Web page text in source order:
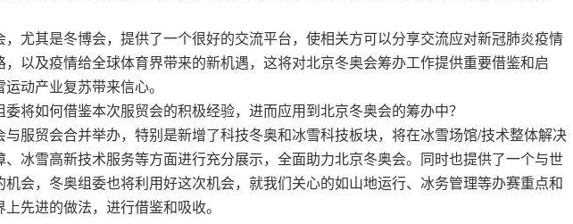
尤其是冬博会，提供了一个很好的交流平台，使相关方可以分享交流应对新冠肺炎疫情
以及疫情给全球体育界带来的新机遇，这将对北京冬奥会筹办工作提供重要借鉴和启
动产业复苏带来信心。
将如何借鉴本次服贸会的积极经验，进而应用到北京冬奥会的筹办中？
服贸会合并举办，特别是新增了科技冬奥和冰雪科技板块，将在冰雪场馆/技术整体解决
冰雪高新技术服务等方面进行充分展示，全面助力北京冬奥会。同时也提供了一个与世
会，冬奥组委也将利用好这次机会，就我们关心的如山地运行、冰务管理等办赛重点和
先进的做法，进行借鉴和吸收。